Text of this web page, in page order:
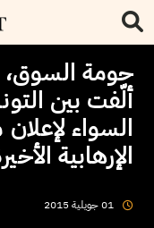
حومة السوق،
ألّفت بين
السواء
الإرهابية
01جويلية2015